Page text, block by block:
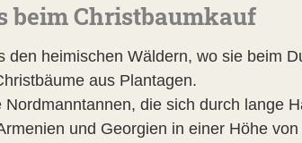
beim Christbaumkauf
den heimischen Wäldern, wo sie beim
aus Plantagen.
die sich durch lange
und Georgien in einer Höhe